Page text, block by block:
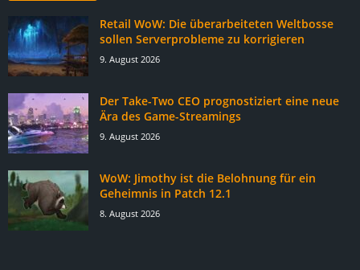
Retail WoW: Die überarbeiteten Weltbosse
sollen Serverprobleme zu korrigieren
9. August 2026
Der Take-Two CEO prognostiziert eine neue
Ära des Game-Streamings
9. August 2026
WoW: Jimothy ist die Belohnung für ein
Geheimnis in Patch 12.1
8. August 2026